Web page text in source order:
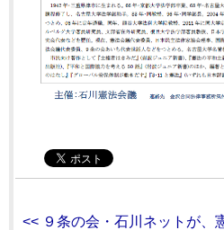
<< ９条の会・石川ネットが、